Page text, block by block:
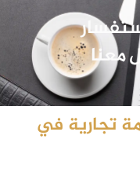
معنا
تجارية في